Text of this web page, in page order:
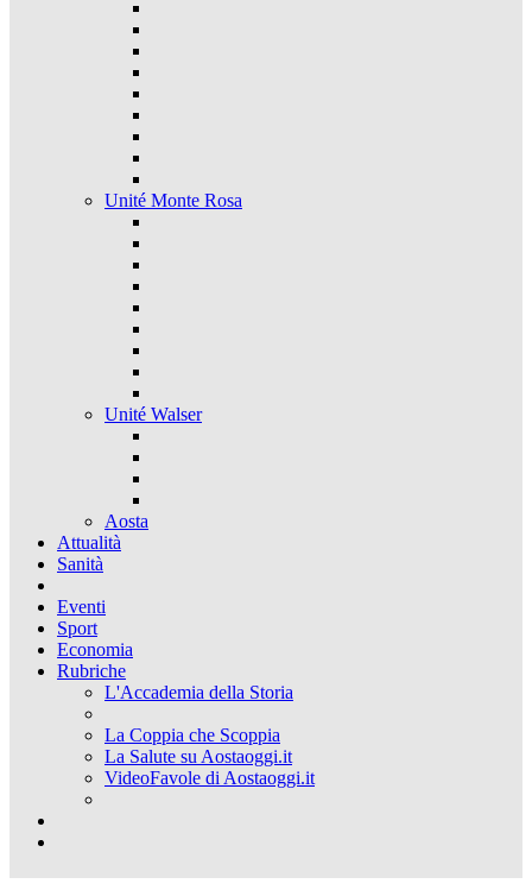
Unité Monte Rosa
Unité Walser
Aosta
Attualità
Sanità
Eventi
Sport
Economia
Rubriche
L'Accademia della Storia
La Coppia che Scoppia
La Salute su Aostaoggi.it
VideoFavole di Aostaoggi.it